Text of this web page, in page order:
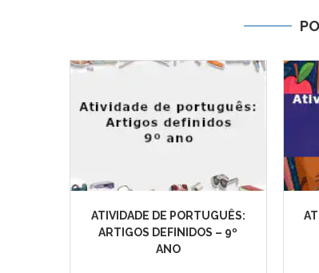
ATIVIDADE DE PORTUGUÊS:
ARTIGOS DEFINIDOS – 9º
ANO